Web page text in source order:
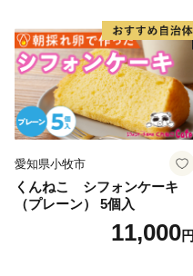
愛知県小牧市
くんねこ シフォンケーキ
（プレーン） 5個入
11,000円